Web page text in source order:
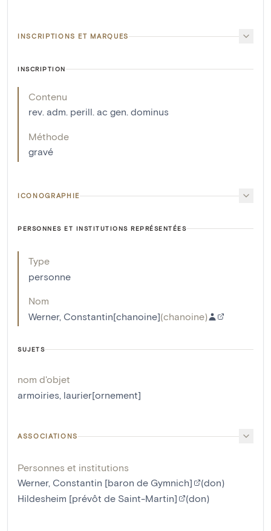
INSCRIPTIONS ET MARQUES
INSCRIPTION
Contenu
rev. adm. perill. ac gen. dominus
Méthode
gravé
ICONOGRAPHIE
PERSONNES ET INSTITUTIONS REPRÉSENTÉES
Type
personne
Nom
Werner, Constantin[chanoine](chanoine)
SUJETS
nom d'objet
armoiries, laurier[ornement]
ASSOCIATIONS
Personnes et institutions
Werner, Constantin [baron de Gymnich]
(don)
Hildesheim [prévôt de Saint-Martin]
(don)